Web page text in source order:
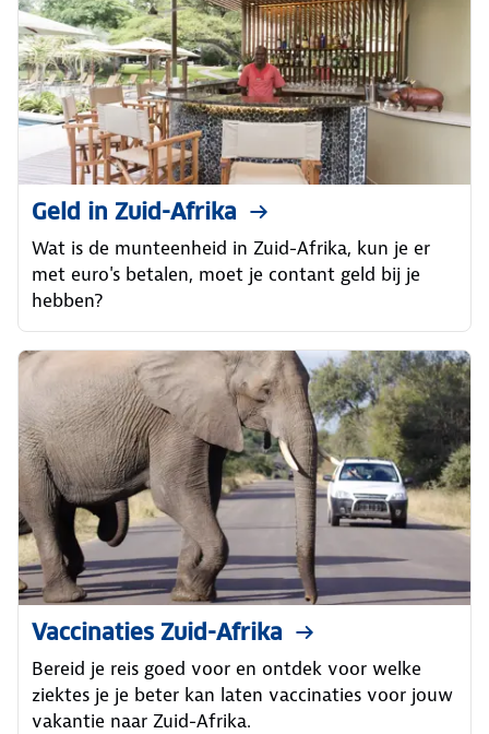
Geld in Zuid-Afrika
Wat is de munteenheid in Zuid-Afrika, kun je er
met euro's betalen, moet je contant geld bij je
hebben?
Vaccinaties Zuid-Afrika
Bereid je reis goed voor en ontdek voor welke
ziektes je je beter kan laten vaccinaties voor jouw
vakantie naar Zuid-Afrika.